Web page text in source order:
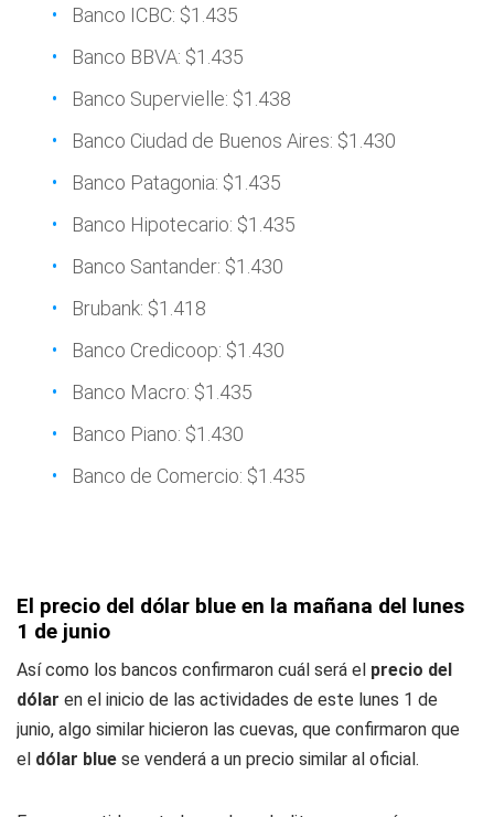
Banco ICBC: $1.435
Banco BBVA: $1.435
Banco Supervielle: $1.438
Banco Ciudad de Buenos Aires: $1.430
Banco Patagonia: $1.435
Banco Hipotecario: $1.435
Banco Santander: $1.430
Brubank: $1.418
Banco Credicoop: $1.430
Banco Macro: $1.435
Banco Piano: $1.430
Banco de Comercio: $1.435
El precio del dólar blue en la mañana del lunes
1 de junio
Así como los bancos confirmaron cuál será el precio del
dólar en el inicio de las actividades de este lunes 1 de
junio, algo similar hicieron las cuevas, que confirmaron que
el dólar blue se venderá a un precio similar al oficial.